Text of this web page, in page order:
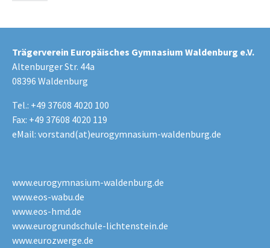
Trägerverein Europäisches Gymnasium Waldenburg e.V.
Altenburger Str. 44a
08396 Waldenburg
Tel.: +49 37608 4020 100
Fax: +49 37608 4020 119
eMail: vorstand(at)eurogymnasium-waldenburg.de
www.eurogymnasium-waldenburg.de
www.eos-wabu.de
www.eos-hmd.de
www.eurogrundschule-lichtenstein.de
www.eurozwerge.de